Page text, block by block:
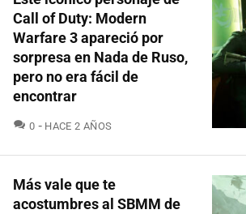
Call of Duty: Modern
Warfare 3 apareció por
sorpresa en Nada de Ruso,
pero no era fácil de
encontrar
0 COMENTARIOS
HACE 2 AÑOS
Más vale que te
acostumbres al SBMM de